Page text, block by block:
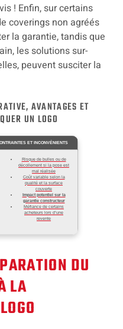
! Enfin, sur certains
coverings non agréés
la garantie, tandis que
les solutions sur-
peuvent susciter la
AVANTAGES ET
UN LOGO
ET INCONVÉNIENTS
Risque de bulles ou de
décollement si la pose est
mal réalisée
Coût variable selon la
qualité et la surface
couverte
Impact potentiel sur la
garantie constructeur
Méfiance de certains
acheteurs lors d’une
revente
DU
LA